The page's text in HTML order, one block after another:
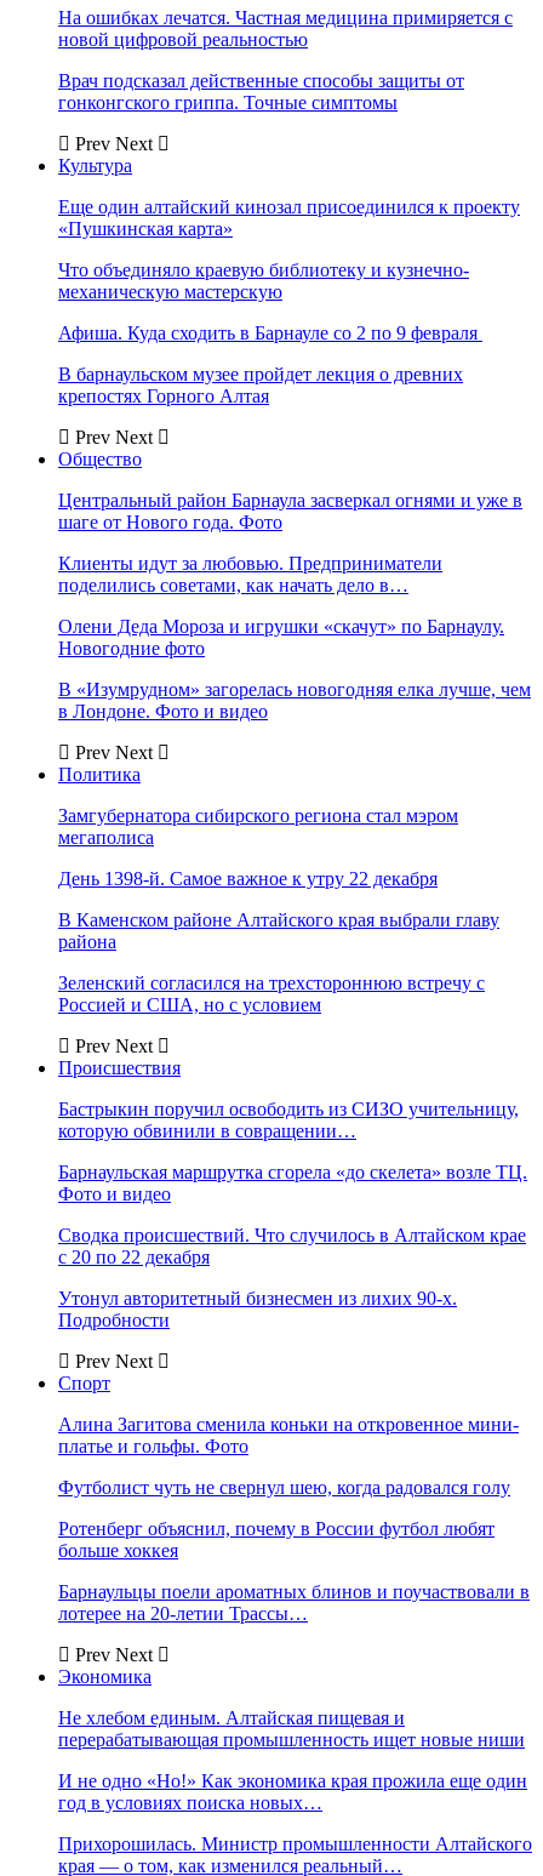
На ошибках лечатся. Частная медицина примиряется с
новой цифровой реальностью
Врач подсказал действенные способы защиты от
гонконгского гриппа. Точные симптомы
Prev Next
Культура
Еще один алтайский кинозал присоединился к проекту
«Пушкинская карта»
Что объединяло краевую библиотеку и кузнечно-
механическую мастерскую
Афиша. Куда сходить в Барнауле со 2 по 9 февраля
В барнаульском музее пройдет лекция о древних
крепостях Горного Алтая
Prev Next
Общество
Центральный район Барнаула засверкал огнями и уже в
шаге от Нового года. Фото
Клиенты идут за любовью. Предприниматели
поделились советами, как начать дело в…
Олени Деда Мороза и игрушки «скачут» по Барнаулу.
Новогодние фото
В «Изумрудном» загорелась новогодняя елка лучше, чем
в Лондоне. Фото и видео
Prev Next
Политика
Замгубернатора сибирского региона стал мэром
мегаполиса
День 1398-й. Самое важное к утру 22 декабря
В Каменском районе Алтайского края выбрали главу
района
Зеленский согласился на трехстороннюю встречу с
Россией и США, но с условием
Prev Next
Происшествия
Бастрыкин поручил освободить из СИЗО учительницу,
которую обвинили в совращении…
Барнаульская маршрутка сгорела «до скелета» возле ТЦ.
Фото и видео
Сводка происшествий. Что случилось в Алтайском крае
с 20 по 22 декабря
Утонул авторитетный бизнесмен из лихих 90-х.
Подробности
Prev Next
Спорт
Алина Загитова сменила коньки на откровенное мини-
платье и гольфы. Фото
Футболист чуть не свернул шею, когда радовался голу
Ротенберг объяснил, почему в России футбол любят
больше хоккея
Барнаульцы поели ароматных блинов и поучаствовали в
лотерее на 20-летии Трассы…
Prev Next
Экономика
Не хлебом единым. Алтайская пищевая и
перерабатывающая промышленность ищет новые ниши
И не одно «Но!» Как экономика края прожила еще один
год в условиях поиска новых…
Прихорошилась. Министр промышленности Алтайского
края — о том, как изменился реальный…